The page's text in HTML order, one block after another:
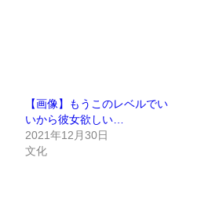
【画像】もうこのレベルでい
いから彼女欲しい…
2021年12月30日
文化